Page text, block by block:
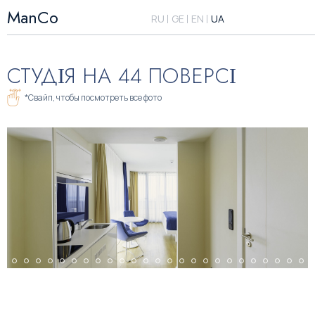
ManCo RU GE EN UA
СТУДІЯ НА 44 ПОВЕРСІ
*Свайп, чтобы посмотреть все фото